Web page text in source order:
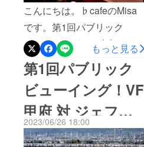
クビューイングですが、9月
20日(水) 19時より AFCチャ
ンピオンズリーグ ヴァン
フォーレ甲府 対 メルボルン
シティ戦9月24日(日) 13時よ
り J2リーグ ヴァンフォーレ
甲府 対 清水戦を放映しま
す！観戦ご希望の方は20日
16時以降、24日11時以降で
こんにちは。♭cafeのMisa
です。第1回パブリック
ビューイングにご参加頂い
たお客様、ありがとうござ
いました！試合結果は残念
でしたが、スタッフも楽し
い空間を過ごすことが出来
ました‪︎‬‪︎☺︎第2回、第3回の開
催のお知らせです。第2回 7
もっと見る
第1回パブリック
ビューイング！VF
甲府 対 ジェフユ
ナイテッド千葉戦
2023/06/26 18:00